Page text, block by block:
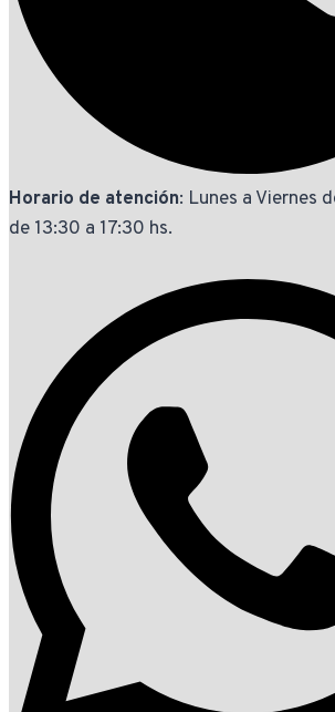
Horario de atención: Lunes a Viernes
de 13:30 a 17:30 hs.